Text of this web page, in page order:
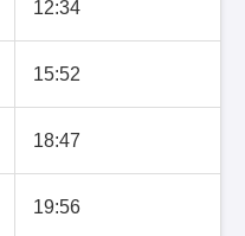
12:34
15:52
18:47
19:56